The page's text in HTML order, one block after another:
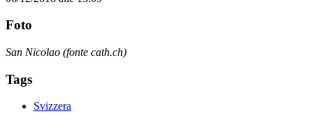
Foto
San Nicolao (fonte cath.ch)
Tags
Svizzera